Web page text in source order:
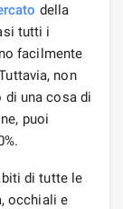
della
tutti i
facilmente
non
una cosa di
puoi
di tutte le
occhiali e